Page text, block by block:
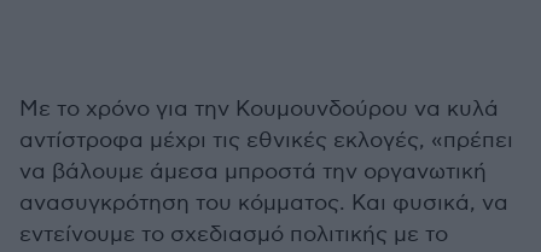
Με το χρόνο για την Κουμουνδούρου να κυλά
αντίστροφα μέχρι τις εθνικές εκλογές, «πρέπει
να βάλουμε άμεσα μπροστά την οργανωτική
ανασυγκρότηση του κόμματος. Και φυσικά, να
εντείνουμε το σχεδιασμό πολιτικής με το